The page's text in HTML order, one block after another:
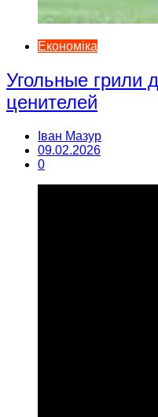
Економіка
Угольные грили
ценителей
Іван Мазур
09.02.2026
0